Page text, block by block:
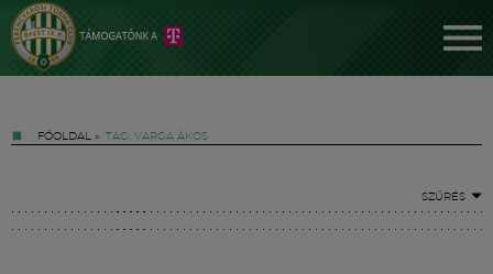
FŐOLDAL » TAG: VARGA ÁKOS
SZŰRÉS